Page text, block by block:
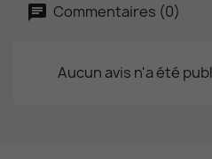
Commentaires (0)
Aucun avis n'a été